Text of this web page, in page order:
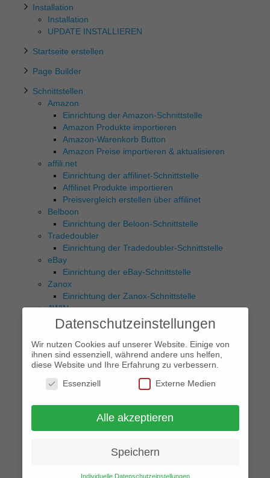
Installation
Installation
UPDATE INSTALLIEREN
Startseite erstellen
Page Builder
Schnittstellen
Amazon
Einrichtung der Amazon-Schnittstelle
Amazon Produkte importieren
Amazon-Warenkorb Button
Amazon Preise importieren & aktualisieren
affili.net
Einrichtung der affilinet-Schnittstelle
Affilinet Produkte importieren
Preisvergleich erstellen über affilinet
Belboon
Einrichtung der Beloon-Schnittstelle
Tradedoubler
Einrichtung der Tradedoubler-Schnittstelle
eBay
Einrichtung der eBay-Schnittstelle
Zanox
Einrichtung der Zanox-Schnittstelle
AWIN
Awin Api Key
Filter
Interaktive Kaufberater
Filterattribute
Sidebar-Filter
Filter per Shortcode
Produkt
Produkt-Varianten
Preisalarm
Änderung des individuellen Kauf Button
Datenschutzeinstellungen
Wir nutzen Cookies auf unserer Website. Einige von
ihnen sind essenziell, während andere uns helfen,
diese Website und Ihre Erfahrung zu verbessern.
Essenziell
Externe Medien
Alle akzeptieren
Speichern
Individuelle Datenschutzeinstellungen